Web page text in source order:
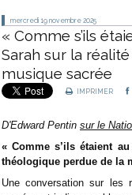
mercredi 19 novembre 2025
« Comme s’ils
Sarah sur la
musique sacrée
IMPRIMER
D'Edward Pentin sur le
« Comme s’ils étaient
théologique perdue de la
Une conversation sur les